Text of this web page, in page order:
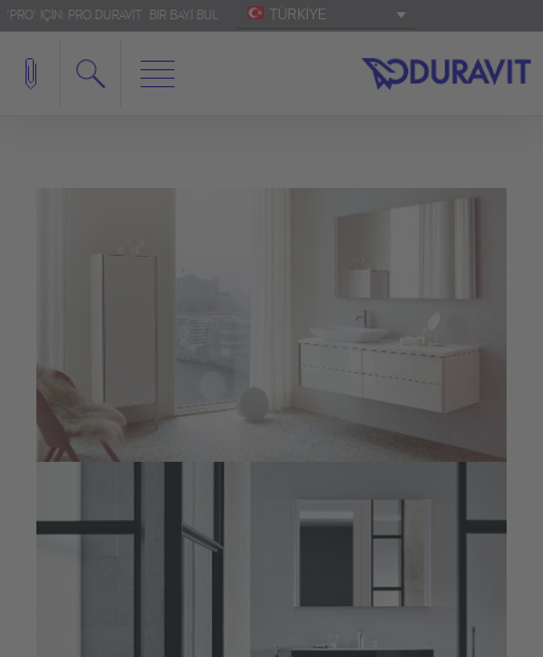
'PRO' IÇIN: PRO.DURAVIT BIR BAYI BUL TÜRKIYE